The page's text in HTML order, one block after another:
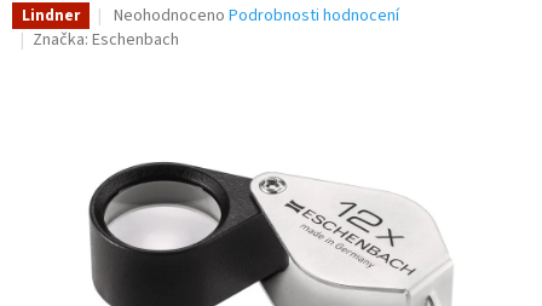
Lindner
Průměrné
hodnocení
hvězdiček.
Neohodnoceno Podrobnosti hodnocení
Značka: Eschenbach